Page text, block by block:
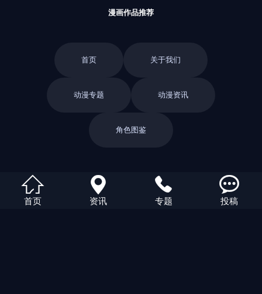
返回栏目
漫画作品推荐
首页 关于我们
动漫专题 动漫资讯
角色图鉴

首页

资讯

专题

投稿